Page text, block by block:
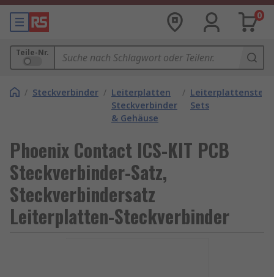
0
Teile-Nr.
/ Steckverbinder / Leiterplatten
Steckverbinder
& Gehäuse
/
Sets
Phoenix Contact ICS-KIT PCB
Steckverbinder-Satz,
Steckverbindersatz
Leiterplatten-Steckverbinder